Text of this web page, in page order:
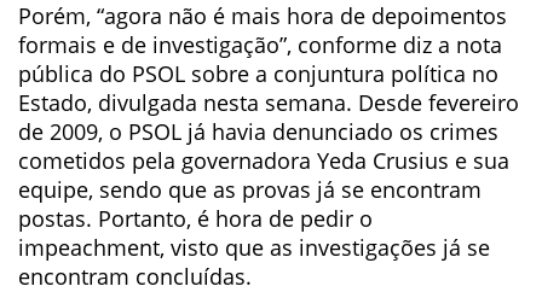
Porém, “agora não é mais hora de depoimentos
formais e de investigação”, conforme diz a nota
pública do PSOL sobre a conjuntura política no
Estado, divulgada nesta semana. Desde fevereiro
de 2009, o PSOL já havia denunciado os crimes
cometidos pela governadora Yeda Crusius e sua
equipe, sendo que as provas já se encontram
postas. Portanto, é hora de pedir o
impeachment, visto que as investigações já se
encontram concluídas.